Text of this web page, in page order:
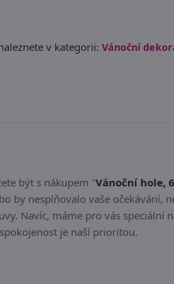
v kategorii: Vánoční
být s nákupem "Vánoční hole,
by nesplňovalo vaše
Navíc, máme pro vás speciální
je naší prioritou.